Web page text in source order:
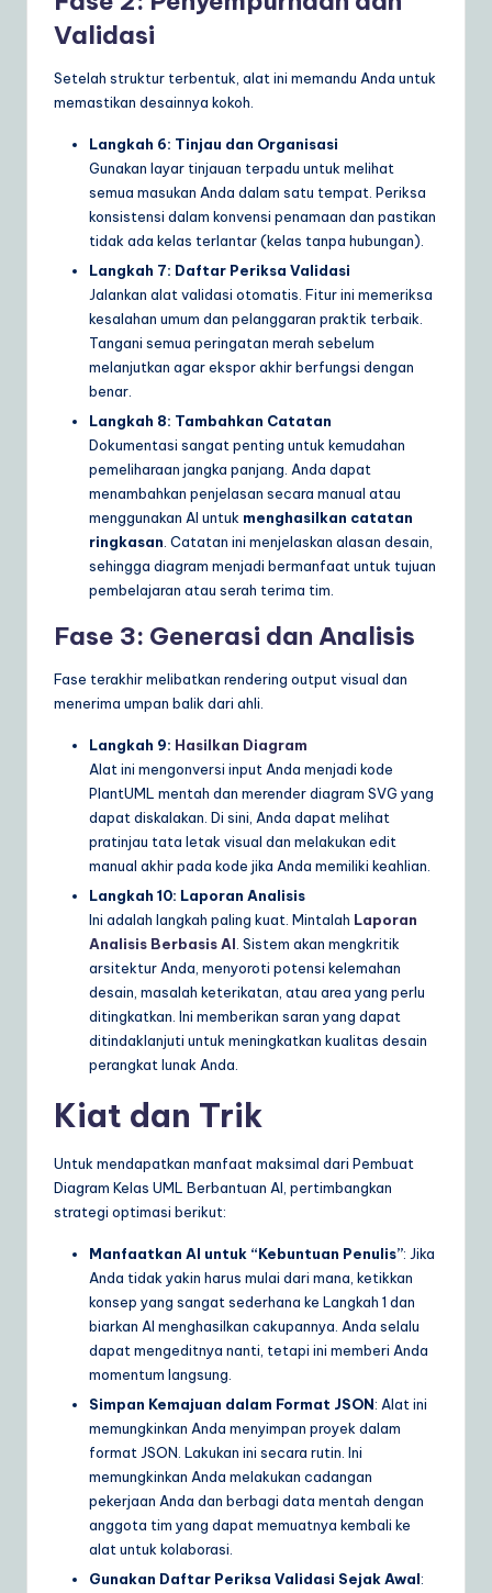
Validasi
Setelah struktur terbentuk, alat ini memandu Anda untuk
memastikan desainnya kokoh.
Langkah 6: Tinjau dan Organisasi
Gunakan layar tinjauan terpadu untuk melihat
semua masukan Anda dalam satu tempat. Periksa
konsistensi dalam konvensi penamaan dan pastikan
tidak ada kelas terlantar (kelas tanpa hubungan).
Langkah 7: Daftar Periksa Validasi
Jalankan alat validasi otomatis. Fitur ini memeriksa
kesalahan umum dan pelanggaran praktik terbaik.
Tangani semua peringatan merah sebelum
melanjutkan agar ekspor akhir berfungsi dengan
benar.
Langkah 8: Tambahkan Catatan
Dokumentasi sangat penting untuk kemudahan
pemeliharaan jangka panjang. Anda dapat
menambahkan penjelasan secara manual atau
menggunakan AI untuk menghasilkan catatan
ringkasan . Catatan ini menjelaskan alasan desain,
sehingga diagram menjadi bermanfaat untuk tujuan
pembelajaran atau serah terima tim.
Fase 3: Generasi dan Analisis
Fase terakhir melibatkan rendering output visual dan
menerima umpan balik dari ahli.
Langkah 9: Hasilkan Diagram
Alat ini mengonversi input Anda menjadi kode
PlantUML mentah dan merender diagram SVG yang
dapat diskalakan. Di sini, Anda dapat melihat
pratinjau tata letak visual dan melakukan edit
manual akhir pada kode jika Anda memiliki keahlian.
Langkah 10: Laporan Analisis
Ini adalah langkah paling kuat. Mintalah Laporan
Analisis Berbasis AI . Sistem akan mengkritik
arsitektur Anda, menyoroti potensi kelemahan
desain, masalah keterikatan, atau area yang perlu
ditingkatkan. Ini memberikan saran yang dapat
ditindaklanjuti untuk meningkatkan kualitas desain
perangkat lunak Anda.
Kiat dan Trik
Untuk mendapatkan manfaat maksimal dari Pembuat
Diagram Kelas UML Berbantuan AI, pertimbangkan
strategi optimasi berikut:
Manfaatkan AI untuk “Kebuntuan Penulis”: Jika
Anda tidak yakin harus mulai dari mana, ketikkan
konsep yang sangat sederhana ke Langkah 1 dan
biarkan AI menghasilkan cakupannya. Anda selalu
dapat mengeditnya nanti, tetapi ini memberi Anda
momentum langsung.
Simpan Kemajuan dalam Format JSON: Alat ini
memungkinkan Anda menyimpan proyek dalam
format JSON. Lakukan ini secara rutin. Ini
memungkinkan Anda melakukan cadangan
pekerjaan Anda dan berbagi data mentah dengan
anggota tim yang dapat memuatnya kembali ke
alat untuk kolaborasi.
Gunakan Daftar Periksa Validasi Sejak Awal: